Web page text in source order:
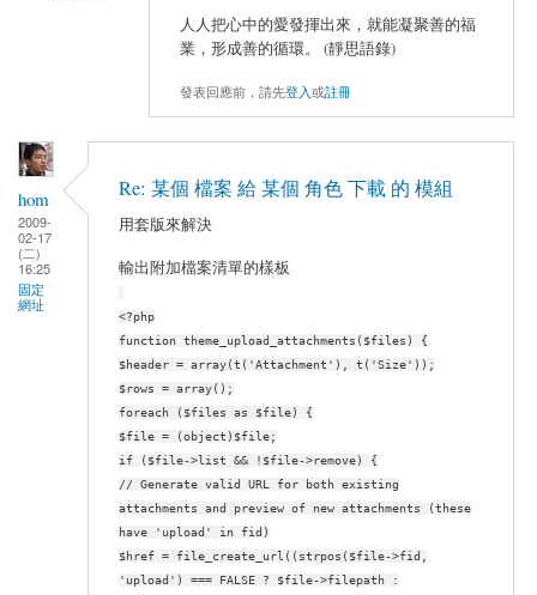
人人把心中的愛發揮出來，就能凝聚善的福
業，形成善的循環。 (靜思語錄)
發表回應前，請先登入或註冊
hom
2009-
02-17
(二)
16:25
固定
網址
Re: 某個 檔案 給 某個 角色 下載 的 模組
用套版來解決
輸出附加檔案清單的樣板
<?php
function theme_upload_attachments($files) {
$header = array(t('Attachment'), t('Size'));
$rows = array();
foreach ($files as $file) {
$file = (object)$file;
if ($file->list && !$file->remove) {
// Generate valid URL for both existing
attachments and preview of new attachments (these
have 'upload' in fid)
$href = file_create_url((strpos($file->fid,
'upload') === FALSE ? $file->filepath :